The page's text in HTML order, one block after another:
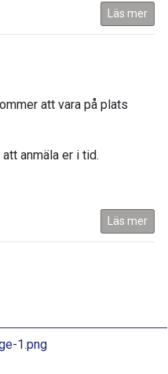
Läs mer
att vara på plats
anmäla er i tid.
Läs mer